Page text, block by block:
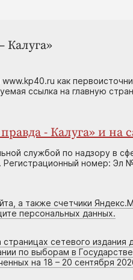
Калуга»
как
ссылка на главную
- Калуга» и на
службой по надзору в
Регистрационный номер:
а также счетчики
персональных данных.
сетевого издания
по выборам в
на 18 – 20 сентября